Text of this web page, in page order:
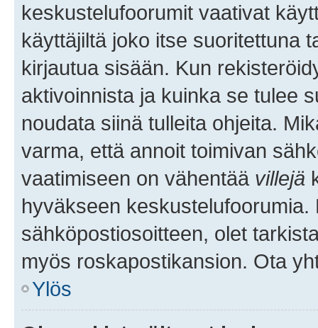
keskustelufoorumit vaativat
käyttäjiltä joko itse suoritettuna
kirjautua sisään. Kun
aktivoinnista ja kuinka se tulee
noudata siinä tulleita ohjeita.
varma, että annoit toimivan
vaatimiseen on vähentää villejä
hyväkseen
sähköpostiosoitteen, olet
myös roskapostikansion. Ota
Ylös